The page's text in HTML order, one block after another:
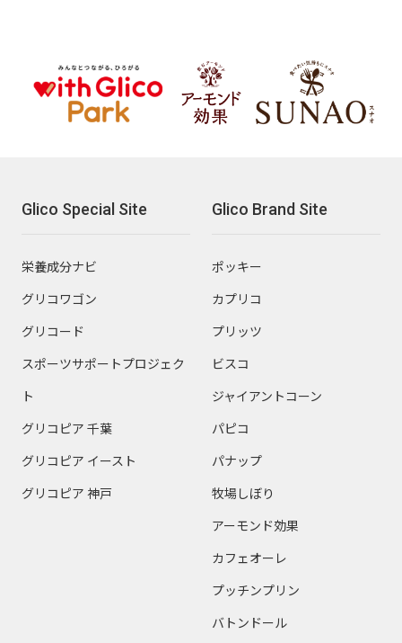
Glico Special Site
栄養成分ナビ
グリコワゴン
グリコード
スポーツサポートプロジェク
ト
グリコピア 千葉
グリコピア イースト
グリコピア 神戸
Glico Brand Site
ポッキー
カプリコ
プリッツ
ビスコ
ジャイアントコーン
パピコ
パナップ
牧場しぼり
アーモンド効果
カフェオーレ
プッチンプリン
バトンドール